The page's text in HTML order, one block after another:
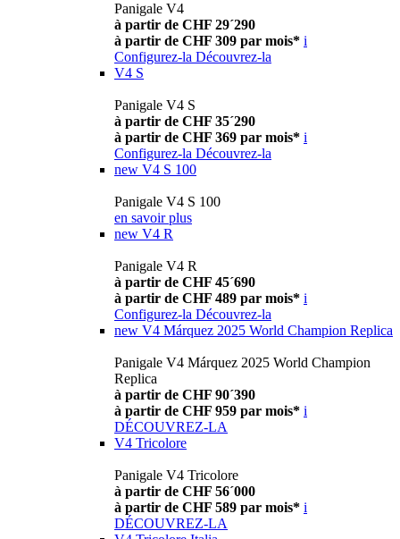
Panigale V4
à partir de CHF 29´290
à partir de CHF 309 par mois* i
Configurez-la Découvrez-la
V4 S
Panigale V4 S
à partir de CHF 35´290
à partir de CHF 369 par mois* i
Configurez-la Découvrez-la
new V4 S 100
Panigale V4 S 100
en savoir plus
new V4 R
Panigale V4 R
à partir de CHF 45´690
à partir de CHF 489 par mois* i
Configurez-la Découvrez-la
new V4 Márquez 2025 World Champion Replica
Panigale V4 Márquez 2025 World Champion
Replica
à partir de CHF 90´390
à partir de CHF 959 par mois* i
DÉCOUVREZ-LA
V4 Tricolore
Panigale V4 Tricolore
à partir de CHF 56´000
à partir de CHF 589 par mois* i
DÉCOUVREZ-LA